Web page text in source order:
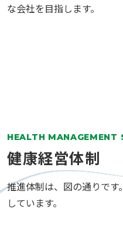
な会社を目指します。
HEALTH MANAGEMENT
健康経営体制
推進体制は、図の通りで
しています。